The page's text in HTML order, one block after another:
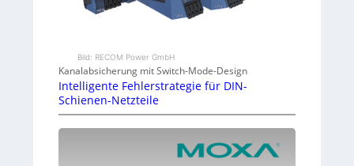
Bild: RECOM Power GmbH
Kanalabsicherung mit Switch-Mode-Design
Intelligente Fehlerstrategie für DIN-
Schienen-Netzteile